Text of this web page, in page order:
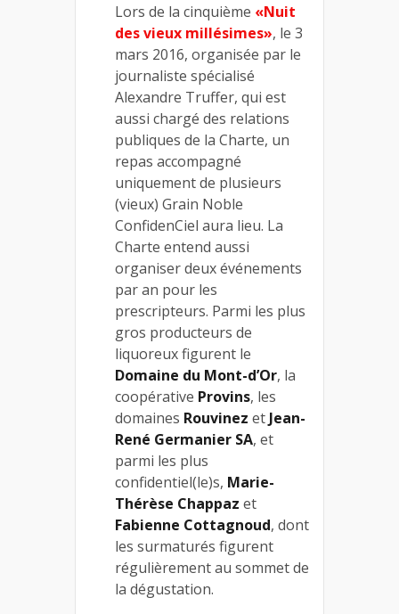
Lors de la cinquième «Nuit
des vieux millésimes», le 3
mars 2016, organisée par le
journaliste spécialisé
Alexandre Truffer, qui est
aussi chargé des relations
publiques de la Charte, un
repas accompagné
uniquement de plusieurs
(vieux) Grain Noble
ConfidenCiel aura lieu. La
Charte entend aussi
organiser deux événements
par an pour les
prescripteurs. Parmi les plus
gros producteurs de
liquoreux figurent le
Domaine du Mont-d’Or, la
coopérative Provins, les
domaines Rouvinez et Jean-
René Germanier SA, et
parmi les plus
confidentiel(le)s, Marie-
Thérèse Chappaz et
Fabienne Cottagnoud, dont
les surmaturés figurent
régulièrement au sommet de
la dégustation.